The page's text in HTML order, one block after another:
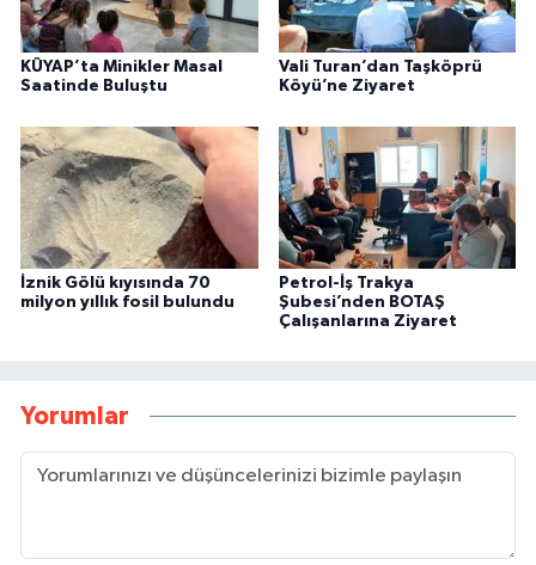
KÜYAP’ta Minikler Masal
Saatinde Buluştu
Vali Turan’dan Taşköprü
Köyü’ne Ziyaret
İznik Gölü kıyısında 70
milyon yıllık fosil bulundu
Petrol-İş Trakya
Şubesi’nden BOTAŞ
Çalışanlarına Ziyaret
Yorumlar